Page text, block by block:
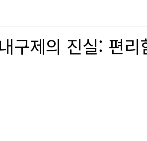
구제의 진실: 편